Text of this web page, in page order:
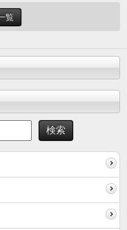
覧